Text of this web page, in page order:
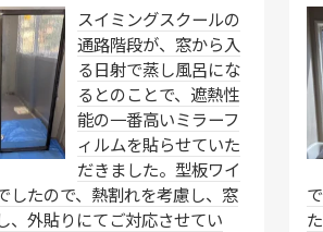
スイミングスクールの
通路階段が、窓から入
る日射で蒸し風呂にな
るとのことで、遮熱性
能の一番高いミラーフ
ィルムを貼らせていた
だきました。型板ワイ
したので、熱割れを考慮し、窓
、外貼りにてご対応させてい